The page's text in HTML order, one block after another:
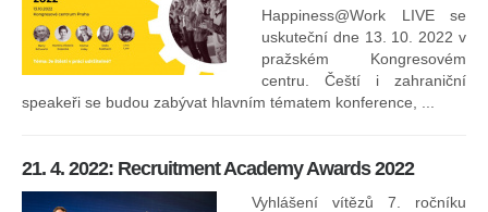
Happiness@Work LIVE se
uskuteční dne 13. 10. 2022 v
pražském Kongresovém
centru. Čeští i zahraniční
speakeři se budou zabývat hlavním tématem konference, ...
21. 4. 2022: Recruitment Academy Awards 2022
Vyhlášení vítězů 7. ročníku